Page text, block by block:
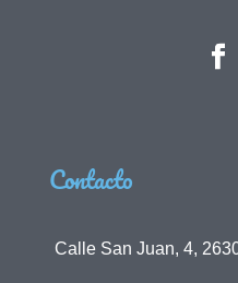
Contacto
Calle San Juan, 4,